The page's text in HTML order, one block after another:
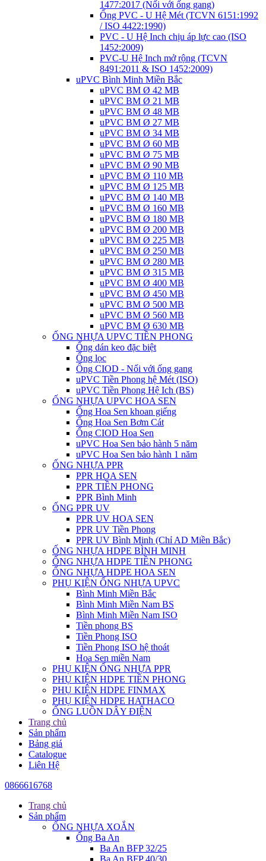
1477:2017 (Nối với ống gang)
Ống PVC - U Hệ Mét (TCVN 6151:1992
/ ISO 4422:1990)
PVC - U Hệ Inch chịu áp lực cao (ISO
1452:2009)
PVC-U Hệ Inch mở rộng (TCVN
8491:2011 & ISO 1452:2009)
uPVC Bình Minh Miền Bắc
uPVC BM Ø 42 MB
uPVC BM Ø 21 MB
uPVC BM Ø 48 MB
uPVC BM Ø 27 MB
uPVC BM Ø 34 MB
uPVC BM Ø 60 MB
uPVC BM Ø 75 MB
uPVC BM Ø 90 MB
uPVC BM Ø 110 MB
uPVC BM Ø 125 MB
uPVC BM Ø 140 MB
uPVC BM Ø 160 MB
uPVC BM Ø 180 MB
uPVC BM Ø 200 MB
uPVC BM Ø 225 MB
uPVC BM Ø 250 MB
uPVC BM Ø 280 MB
uPVC BM Ø 315 MB
uPVC BM Ø 400 MB
uPVC BM Ø 450 MB
uPVC BM Ø 500 MB
uPVC BM Ø 560 MB
uPVC BM Ø 630 MB
ỐNG NHỰA UPVC TIỀN PHONG
Ống dán keo đặc biệt
Ống lọc
Ống CIOD - Nối với ống gang
uPVC Tiền Phong hệ Mét (ISO)
uPVC Tiền Phong Hệ Ich (BS)
ỐNG NHỰA UPVC HOA SEN
Ống Hoa Sen khoan giếng
Ống Hoa Sen Bơm Cát
Ống CIOD Hoa Sen
uPVC Hoa Sen bảo hành 5 năm
uPVC Hoa Sen bảo hành 1 năm
ỐNG NHỰA PPR
PPR HOA SEN
PPR TIỀN PHONG
PPR Bình Minh
ỐNG PPR UV
PPR UV HOA SEN
PPR UV Tiền Phong
PPR UV Bình Minh (Chỉ AD Miền Bắc)
ỐNG NHỰA HDPE BÌNH MINH
ỐNG NHỰA HDPE TIỀN PHONG
ỐNG NHỰA HDPE HOA SEN
PHỤ KIỆN ỐNG NHỰA UPVC
Bình Minh Miền Bắc
Bình Minh Miền Nam BS
Bình Minh Miền Nam ISO
Tiền phong BS
Tiền Phong ISO
Tiền Phong ISO hệ thoát
Hoa Sen miền Nam
PHỤ KIỆN ỐNG NHỰA PPR
PHỤ KIỆN HDPE TIỀN PHONG
PHỤ KIỆN HDPE FINMAX
PHỤ KIỆN HDPE HATHACO
ỐNG LUỒN DÂY ĐIỆN
Trang chủ
Sản phẩm
Bảng giá
Catalogue
Liên Hệ
0866616768
Trang chủ
Sản phẩm
ỐNG NHỰA XOẮN
Ống Ba An
Ba An BFP 32/25